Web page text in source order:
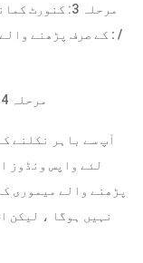
مرحلہ 3: کنورٹ کمانڈ استعمال کریں: ٹائپ کریں
: /
مرحلہ 4: ٹائپ کریں
آپ سے باہر نکلنے
لئے واپس ونڈوز
پڑھنے والے میموری
نہیں ہوگا ، لیکن